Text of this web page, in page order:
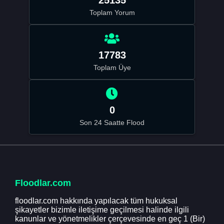
Toplam Yorum
17783
Toplam Üye
0
Son 24 Saatte Flood
Floodlar.com
floodlar.com hakkında yapılacak tüm hukuksal
şikayetler bizimle iletişime geçilmesi halinde ilgili
kanunlar ve yönetmelikler çerçevesinde en geç 1 (Bir)